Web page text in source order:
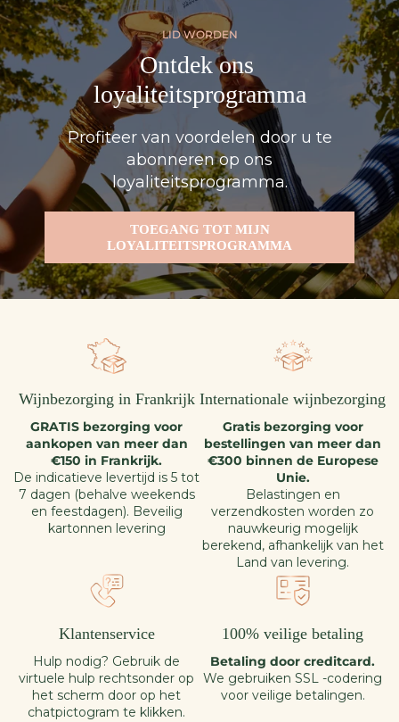
LID WORDEN
Ontdek ons ​​
loyaliteitsprogramma
Profiteer van voordelen door u te
abonneren op ons
loyaliteitsprogramma.
TOEGANG TOT MIJN
LOYALITEITSPROGRAMMA
Wijnbezorging in Frankrijk
GRATIS bezorging voor
aankopen van meer dan
€150 in Frankrijk.
De indicatieve levertijd is 5 tot
7 dagen (behalve weekends
en feestdagen). Beveilig
kartonnen levering
Internationale wijnbezorging
Gratis bezorging voor
bestellingen van meer dan
€300 binnen de Europese
Unie.
Belastingen en
verzendkosten worden zo
nauwkeurig mogelijk
berekend, afhankelijk van het
Land van levering.
Klantenservice
Hulp nodig? Gebruik de
virtuele hulp rechtsonder op
het scherm door op het
chatpictogram te klikken.
100% veilige betaling
Betaling door creditcard.
We gebruiken SSL -codering
voor veilige betalingen.